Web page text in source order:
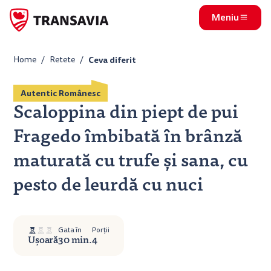
Meniu
Home Retete Ceva diferit
Autentic Românesc
Scaloppina din piept de pui
Fragedo îmbibată în brânză
maturată cu trufe și sana, cu
pesto de leurdă cu nuci
Ușoară
Gata în
30 min.
Porții
4